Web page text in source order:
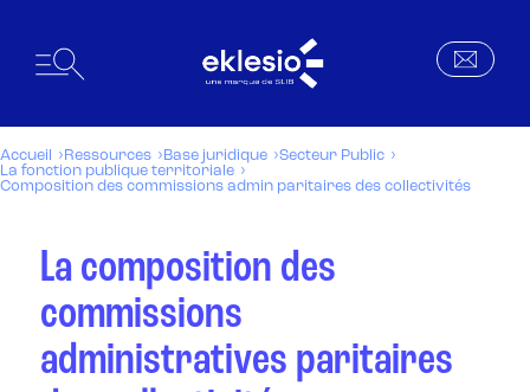
Accueil Ressources Base juridique
Secteur Public
La fonction publique territoriale
Composition des commissions admin paritaires des collectivités
La composition des
commissions
administratives paritaires